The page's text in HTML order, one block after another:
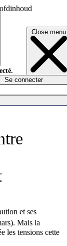
Close menu
Se connecter
et ses
Mais la
les tensions cette